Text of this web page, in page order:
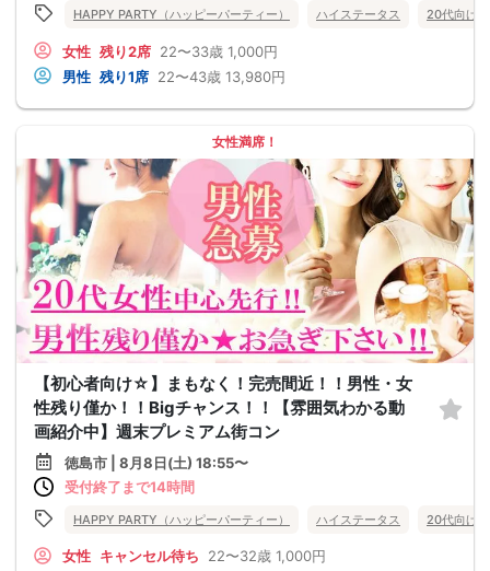
HAPPY PARTY（ハッピーパーティー） ハイステータス 20代向け
女性 残り2席 22〜33歳 1,000円
男性 残り1席 22〜43歳 13,980円
女性満席！
【初心者向け☆】まもなく！完売間近！！男性・女
性残り僅か！！Bigチャンス！！【雰囲気わかる動
画紹介中】週末プレミアム街コン
徳島市 | 8月8日(土) 18:55〜
受付終了まで14時間
HAPPY PARTY（ハッピーパーティー） ハイステータス 20代向け
女性 キャンセル待ち 22〜32歳 1,000円